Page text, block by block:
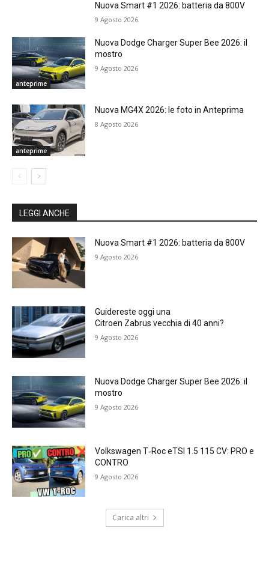
Nuova Smart #1 2026: batteria da 800V
9 Agosto 2026
anteprime
Nuova Dodge Charger Super Bee 2026: il
mostro
9 Agosto 2026
anteprime
Nuova MG4X 2026: le foto in Anteprima
8 Agosto 2026
LEGGI ANCHE
Nuova Smart #1 2026: batteria da 800V
9 Agosto 2026
Guidereste oggi una
Citroen Zabrus vecchia di 40 anni?
9 Agosto 2026
Nuova Dodge Charger Super Bee 2026: il
mostro
9 Agosto 2026
Volkswagen T‑Roc eTSI 1.5 115 CV: PRO e
CONTRO
9 Agosto 2026
Carica altri